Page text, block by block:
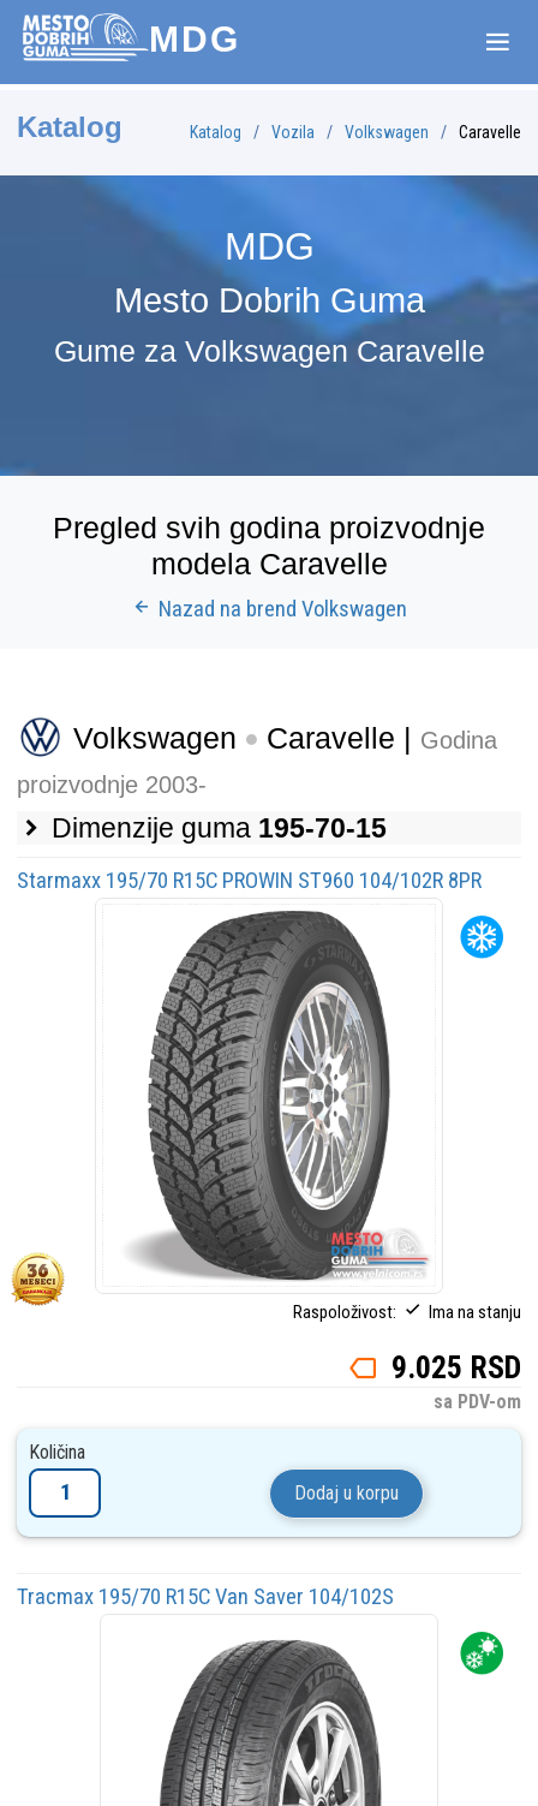
MDG
Katalog Katalog Vozila Volkswagen Caravelle
MDG
Mesto Dobrih Guma
Gume za Volkswagen Caravelle
Pregled svih godina proizvodnje
modela Caravelle
Nazad na brend Volkswagen
Volkswagen Caravelle | Godina
proizvodnje 2003-
Dimenzije guma 195-70-15
Starmaxx 195/70 R15C PROWIN ST960 104/102R 8PR
Raspoloživost: Ima na stanju
9.025 RSD
sa PDV-om
Količina
Dodaj u korpu
Tracmax 195/70 R15C Van Saver 104/102S